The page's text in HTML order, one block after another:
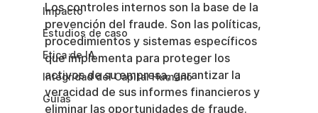
Impacto
Estudios de caso
Etica de IA
Integridad del Capital Humano
Guias
Los controles internos son la base de la
prevención del fraude. Son las políticas,
procedimientos y sistemas específicos
que implementa para proteger los
activos de su empresa, garantizar la
veracidad de sus informes financieros y
eliminar las oportunidades de fraude.